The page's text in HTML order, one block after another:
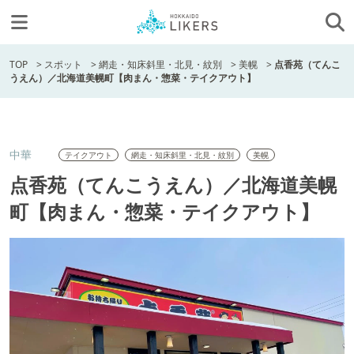
TOP > スポット >網走・知床斜里・北見・紋別 >美幌 > 点香苑（てんこ
うえん）／北海道美幌町【肉まん・惣菜・テイクアウト】
中華 テイクアウト 網走・知床斜里・北見・紋別 美幌
点香苑（てんこうえん）／北海道美幌
町【肉まん・惣菜・テイクアウト】